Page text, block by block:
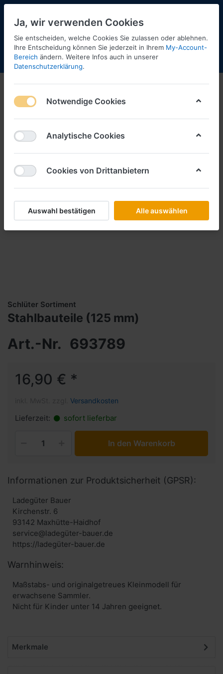
Menü Anmelden Shopaktualisierung
Schlüter Sortiment
Stahlbauteile (125 mm)
Art.-Nr. 693789
16,90 € *
Versandkosten
Lieferzeit: sofort lieferbar
In den Warenkorb
Informationen zur Produktsicherheit (GPSR):
Ladegüter Bauer
Kirchenstr. 6
93142 Maxhütte-Haidhof
service@ladegüter-bauer.de
https://ladegüter-bauer.de
Warnhinweis:
Maßstabs- und originalgetreues Kleinmodell für
erwachsene Sammler.
Nicht für Kinder unter 14 Jahren geeignet.
Merkmale
Ja, wir verwenden Cookies
Sie entscheiden, welche Cookies Sie zulassen oder ablehnen.
Ihre Entscheidung können Sie jederzeit in Ihrem My-Account-
Bereich ändern. Weitere Infos auch in unserer
Datenschutzerklärung.
Notwendige Cookies
Analytische Cookies
Cookies von Drittanbietern
Auswahl bestätigen Alle auswählen